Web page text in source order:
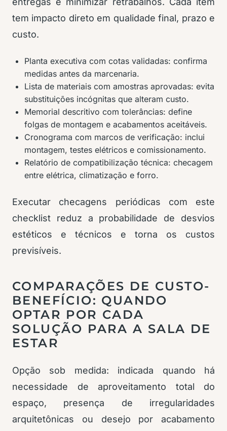
tem impacto direto em qualidade final, prazo e
custo.
Planta executiva com cotas validadas: confirma
medidas antes da marcenaria.
Lista de materiais com amostras aprovadas: evita
substituições incógnitas que alteram custo.
Memorial descritivo com tolerâncias: define
folgas de montagem e acabamentos aceitáveis.
Cronograma com marcos de verificação: inclui
montagem, testes elétricos e comissionamento.
Relatório de compatibilização técnica: checagem
entre elétrica, climatização e forro.
Executar checagens periódicas com este
checklist reduz a probabilidade de desvios
estéticos e técnicos e torna os custos
previsíveis.
COMPARAÇÕES DE CUSTO-
BENEFÍCIO: QUANDO
OPTAR POR CADA
SOLUÇÃO PARA A SALA DE
ESTAR
Opção sob medida: indicada quando há
necessidade de aproveitamento total do
espaço, presença de irregularidades
arquitetônicas ou desejo por acabamento